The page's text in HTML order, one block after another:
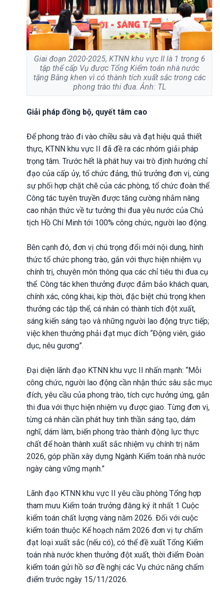
Giai đoạn 2020-2025, KTNN khu vực II là 1 trong 6
tập thể cấp Vụ được Tổng Kiểm toán nhà nước
tặng Bằng khen vì có thành tích xuất sắc trong các
phong trào thi đua. Ảnh: TL
Giải pháp đồng bộ, quyết tâm cao
Để phong trào đi vào chiều sâu và đạt hiệu quả thiết
thực, KTNN khu vực II đã đề ra các nhóm giải pháp
trọng tâm. Trước hết là phát huy vai trò định hướng chỉ
đạo của cấp ủy, tổ chức đảng, thủ trưởng đơn vị, cùng
sự phối hợp chặt chẽ của các phòng, tổ chức đoàn thể.
Công tác tuyên truyền được tăng cường nhằm nâng
cao nhận thức về tư tưởng thi đua yêu nước của Chủ
tịch Hồ Chí Minh tới 100% công chức, người lao động.
Bên cạnh đó, đơn vị chú trọng đổi mới nội dung, hình
thức tổ chức phong trào, gắn với thực hiện nhiệm vụ
chính trị, chuyên môn thông qua các chỉ tiêu thi đua cụ
thể. Công tác khen thưởng được đảm bảo khách quan,
chính xác, công khai, kịp thời, đặc biệt chú trọng khen
thưởng các tập thể, cá nhân có thành tích đột xuất,
sáng kiến sáng tạo và những người lao động trực tiếp;
việc khen thưởng phải đạt mục đích “Động viên, giáo
dục, nêu gương”.
Đại diện lãnh đạo KTNN khu vực II nhấn mạnh: “Mỗi
công chức, người lao động cần nhận thức sâu sắc mục
đích, yêu cầu của phong trào, tích cực hưởng ứng, gắn
thi đua với thực hiện nhiệm vụ được giao. Từng đơn vị,
từng cá nhân cần phát huy tinh thần sáng tạo, dám
nghĩ, dám làm, biến phong trào thành động lực thực
chất để hoàn thành xuất sắc nhiệm vụ chính trị năm
2026, góp phần xây dựng Ngành Kiểm toán nhà nước
ngày càng vững mạnh.”
Lãnh đạo KTNN khu vực II yêu cầu phòng Tổng hợp
tham mưu Kiểm toán trưởng đăng ký ít nhất 1 Cuộc
kiểm toán chất lượng vàng năm 2026. Đối với cuộc
kiểm toán thuộc Kế hoạch năm 2026 đơn vị tự chấm
đạt loại xuất sắc (nếu có), có thể đề xuất Tổng Kiểm
toán nhà nước khen thưởng đột xuất, thời điểm Đoàn
kiểm toán gửi hồ sơ đề nghị các Vụ chức năng chấm
điểm trước ngày 15/11/2026.